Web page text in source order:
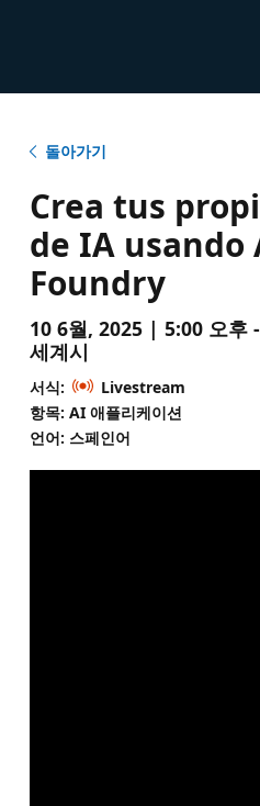
돌아가기
Crea tus
de IA usando
Foundry
10 6월, 2025 | 5:00 오후
세계시
서식:
Livestream
항목: AI 애플리케이션
언어: 스페인어